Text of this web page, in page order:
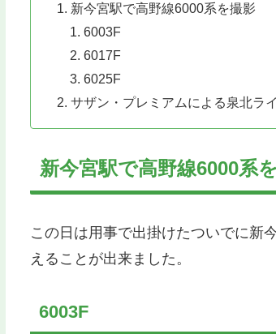
新今宮駅で高野線6000系を撮影
6003F
6017F
6025F
サザン・プレミアムによる泉北ラ
新今宮駅で高野線6000系
この日は用事で出掛けたついでに新
えることが出来ました。
6003F